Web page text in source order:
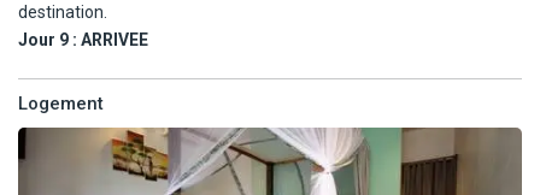
destination.
Jour 9 : ARRIVEE
Logement